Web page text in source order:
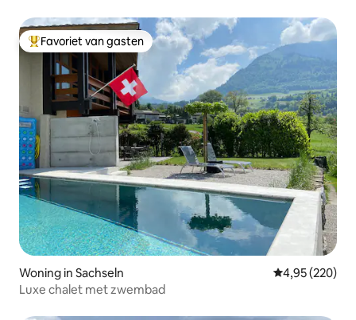
Topfavoriet van gasten
Favoriet van gasten
Woning in Sachseln Gemiddelde
4,95 (220)
Luxe chalet met zwembad